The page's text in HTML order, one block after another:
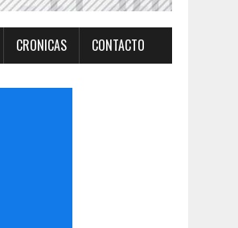
CRONICAS CONTACTO